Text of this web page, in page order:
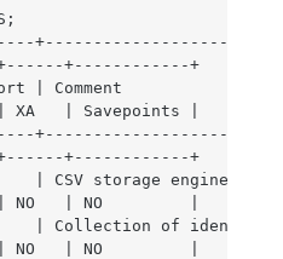
+------------+
| Comment
XA   | Savepoints |
+------------+
| CSV storage engine
NO   | NO         |
| Collection of identical
NO   | NO         |